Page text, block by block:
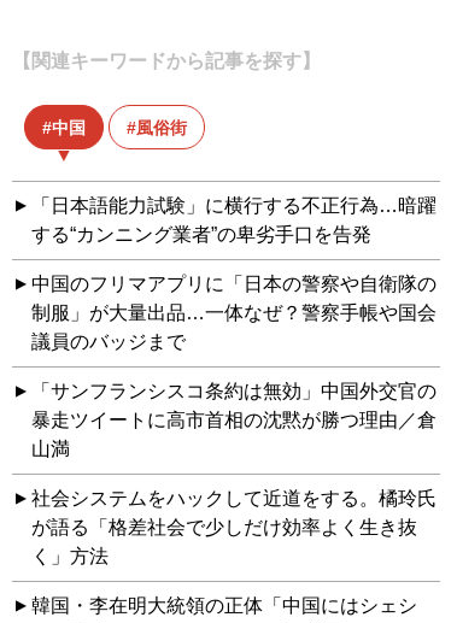
【関連キーワードから記事を探す】
中国 風俗街
「日本語能力試験」に横行する不正行為…暗躍
する“カンニング業者”の卑劣手口を告発
中国のフリマアプリに「日本の警察や自衛隊の
制服」が大量出品…一体なぜ？警察手帳や国会
議員のバッジまで
「サンフランシスコ条約は無効」中国外交官の
暴走ツイートに高市首相の沈黙が勝つ理由／倉
山満
社会システムをハックして近道をする。橘玲氏
が語る「格差社会で少しだけ効率よく生き抜
く」方法
韓国・李在明大統領の正体「中国にはシェシ